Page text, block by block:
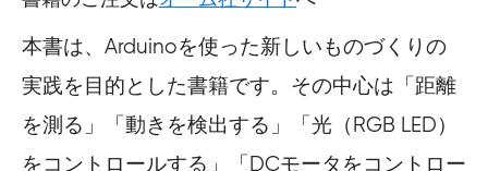
本書は、Arduinoを使った新しいものづくりの
実践を目的とした書籍です。その中心は「距離
を測る」「動きを検出する」「光（RGB LED）
をコントロールする」「DCモータをコントロー